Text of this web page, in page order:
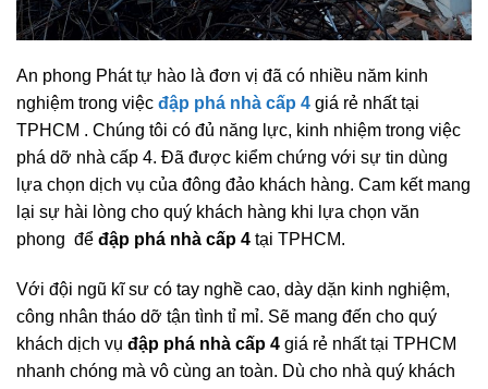
An phong Phát tự hào là đơn vị đã có nhiều năm kinh
nghiệm trong việc đập phá nhà cấp 4giá rẻ nhất tại
TPHCM . Chúng tôi có đủ năng lực, kinh nhiệm trong việc
phá dỡ nhà cấp 4. Đã được kiểm chứng với sự tin dùng
lựa chọn dịch vụ của đông đảo khách hàng. Cam kết mang
lại sự hài lòng cho quý khách hàng khi lựa chọn văn
Với đội ngũ kĩ sư có tay nghề cao, dày dặn kinh nghiệm,
công nhân tháo dỡ tận tình tỉ mỉ. Sẽ mang đến cho quý
khách dịch vụđập phá nhà cấp 4giá rẻ nhất tại TPHCM